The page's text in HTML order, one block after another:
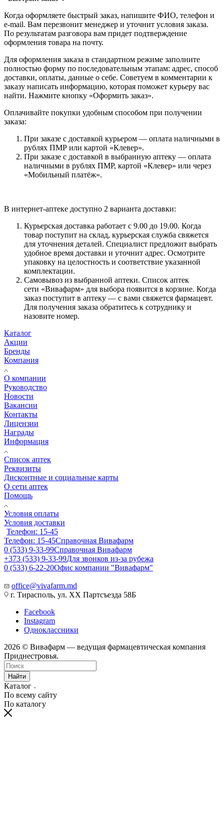
Когда оформляете быстрый заказ, напишите ФИО, телефон и
e-mail. Вам перезвонит менеджер и уточнит условия заказа.
По результатам разговора вам придет подтверждение
оформления товара на почту.
Для оформления заказа в стандартном режиме заполните
полностью форму по последовательным этапам: адрес, способ
доставки, оплаты, данные о себе. Советуем в комментарии к
заказу написать информацию, которая поможет курьеру вас
найти. Нажмите кнопку «Оформить заказ».
Оплачивайте покупки удобным способом при получении
заказа:
При заказе с доставкой курьером — оплата наличными в
рублях ПМР или картой «Клевер».
При заказе с доставкой в выбранную аптеку — оплата
наличными в рублях ПМР, картой «Клевер» или через
«Мобильный платёж».
В интернет-аптеке доступно 2 варианта доставки:
Курьерская доставка работает с 9.00 до 19.00. Когда
товар поступит на склад, курьерская служба свяжется
для уточнения деталей. Специалист предложит выбрать
удобное время доставки и уточнит адрес. Осмотрите
упаковку на целостность и соответствие указанной
комплектации.
Самовывоз из выбранной аптеки. Список аптек
сети «Вивафарм» для выбора появится в корзине. Когда
заказ поступит в аптеку — с вами свяжется фармацевт.
Для получения заказа обратитесь к сотруднику и
назовите номер.
Каталог
Акции
Бренды
Компания
О компании
Руководство
Новости
Вакансии
Контакты
Лицензии
Награды
Информация
Список аптек
Реквизиты
Дисконтные и социальные карты
О сети аптек
Помощь
Условия оплаты
Условия доставки
Телефон: 15-45
Телефон: 15-45Справочная Вивафарм
0 (533) 9-33-99Справочная Вивафарм
+373 (533) 9-33-99Для звонков из-за рубежа
0 (533) 6-22-20Офис компании "Вивафарм"
office@vivafarm.md
г. Тирасполь, ул. ХХ Партсъезда 58Б
Facebook
Instagram
Одноклассники
2026 © Вивафарм — ведущая фармацевтическая компания
Приднестровья.
Найти
Каталог
По всему сайту
По каталогу